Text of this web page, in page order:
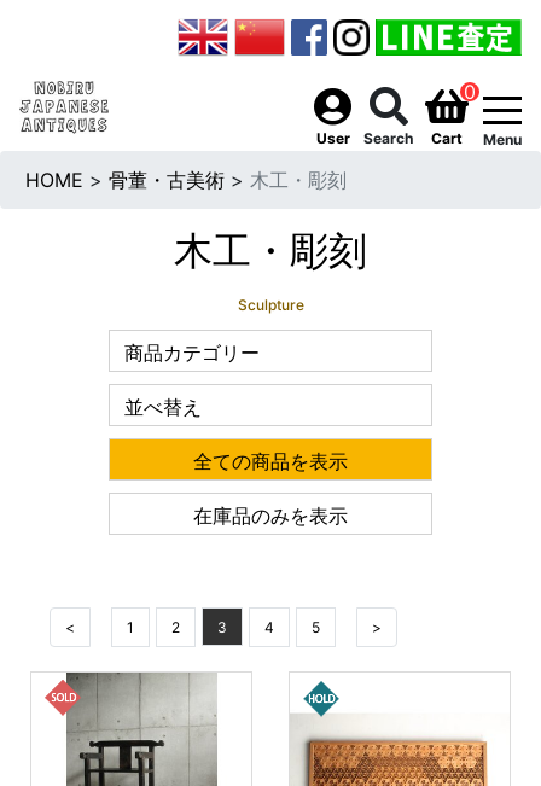
User Search
0
Cart Menu
HOME > 骨董・古美術 > 木工・彫刻
木工・彫刻
Sculpture
商品カテゴリー
並べ替え
全ての商品を表示
在庫品のみを表示
< 1 2 3 4 5 >